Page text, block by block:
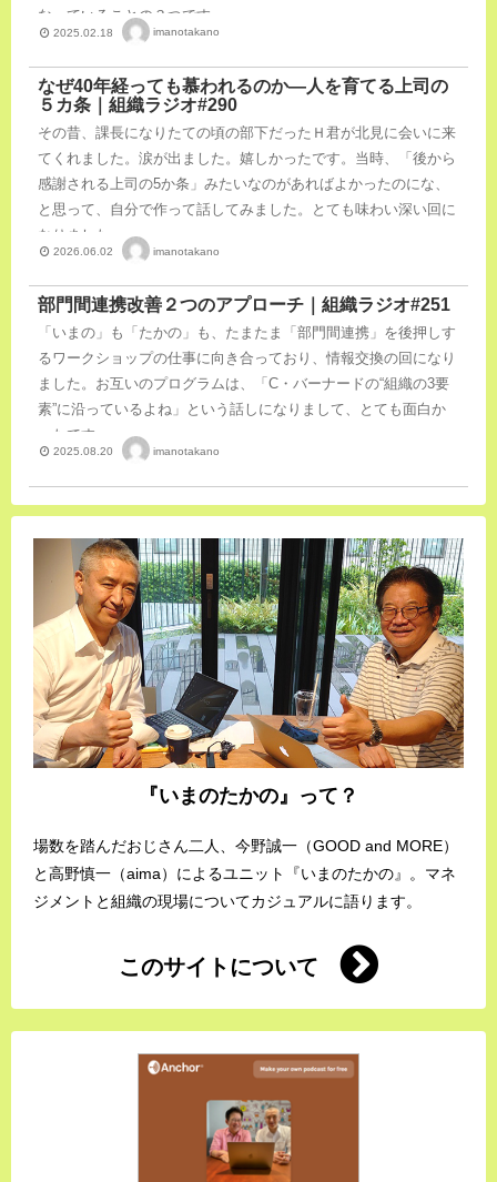
なっていることの３つです。
2025.02.18 imanotakano
なぜ40年経っても慕われるのか―人を育てる上司の
５カ条｜組織ラジオ#290
その昔、課長になりたての頃の部下だったＨ君が北見に会いに来
てくれました。涙が出ました。嬉しかったです。当時、「後から
感謝される上司の5か条」みたいなのがあればよかったのにな、
と思って、自分で作って話してみました。とても味わい深い回に
なりました。
2026.06.02 imanotakano
部門間連携改善２つのアプローチ｜組織ラジオ#251
「いまの」も「たかの」も、たまたま「部門間連携」を後押しす
るワークショップの仕事に向き合っており、情報交換の回になり
ました。お互いのプログラムは、「C・バーナードの“組織の3要
素”に沿っているよね」という話しになりまして、とても面白か
ったです。
2025.08.20 imanotakano
『いまのたかの』って？
場数を踏んだおじさん二人、今野誠一（GOOD and MORE）
と高野慎一（aima）によるユニット『いまのたかの』。マネ
ジメントと組織の現場についてカジュアルに語ります。
このサイトについて